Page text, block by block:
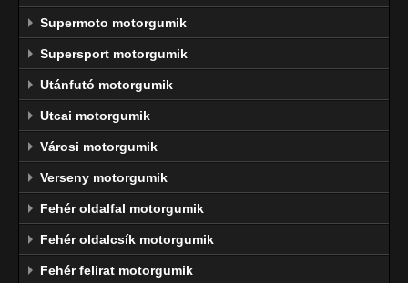
Supermoto motorgumik
Supersport motorgumik
Utánfutó motorgumik
Utcai motorgumik
Városi motorgumik
Verseny motorgumik
Fehér oldalfal motorgumik
Fehér oldalcsík motorgumik
Fehér felirat motorgumik